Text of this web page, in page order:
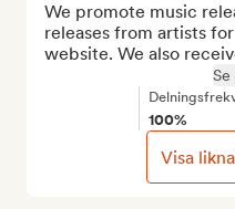
We promote music
releases from artists
website. We also
Se
100%
Visa